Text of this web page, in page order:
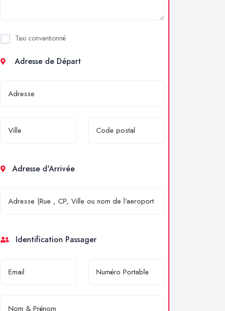
Taxi conventionné
Adresse de Départ
Adresse d'Arrivée
Identification Passager